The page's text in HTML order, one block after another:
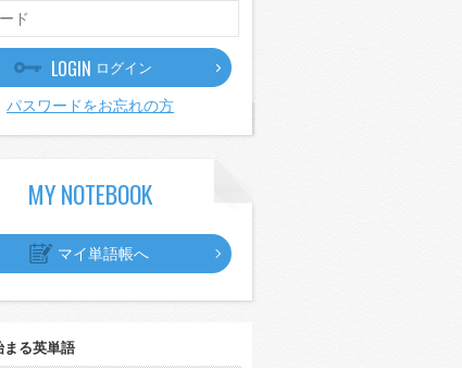
LOGIN ログイン
パスワードをお忘れの方
MY NOTEBOOK
マイ単語帳へ
まる英単語